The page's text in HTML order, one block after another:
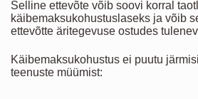
Selline ettevõte võib soovi korral
käibemaksukohustuslaseks ja võib
ettevõtte äritegevuse ostudes
Käibemaksukohustus ei puutu
teenuste müümist: